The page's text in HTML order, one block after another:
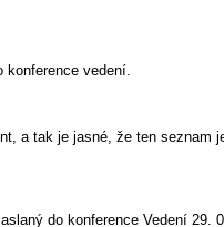
vedení.
a tak je jasné, že ten seznam
do konference Vedení 29.